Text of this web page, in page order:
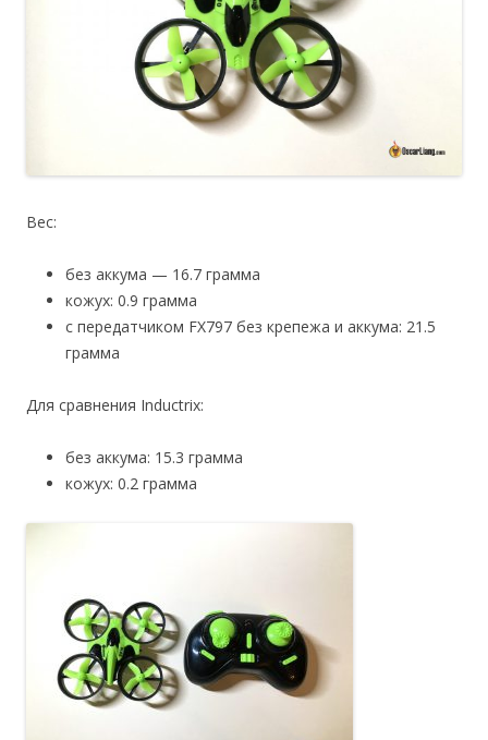
Вес:
без аккума — 16.7 грамма
кожух: 0.9 грамма
с передатчиком FX797 без крепежа и аккума: 21.5
грамма
Для сравнения Inductrix:
без аккума: 15.3 грамма
кожух: 0.2 грамма